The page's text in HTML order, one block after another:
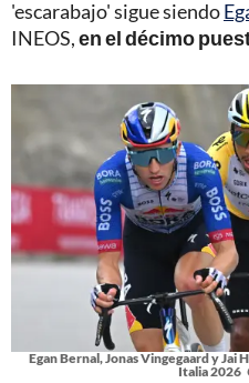
'escarabajo' sigue siendo
INEOS,en el décimo
Egan Bernal, Jonas Vingegaard y
Italia 2026